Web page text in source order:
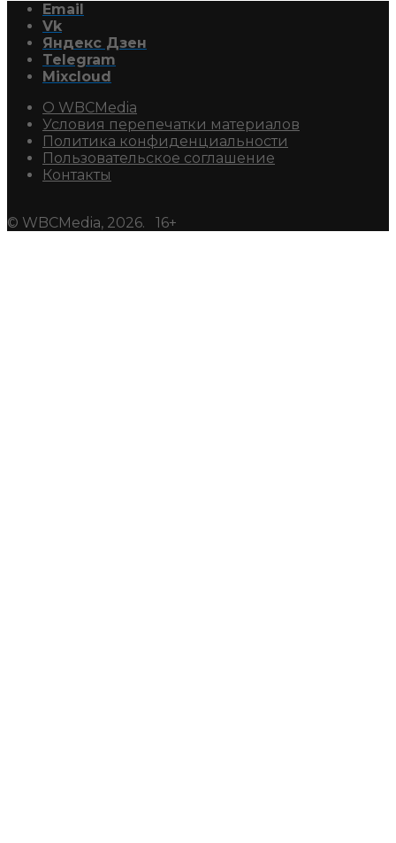
Email
Vk
Яндекс Дзен
Telegram
Mixcloud
О WBCMedia
Условия перепечатки материалов
Политика конфиденциальности
Пользовательское соглашение
Контакты
© WBCMedia, 2026. 16+